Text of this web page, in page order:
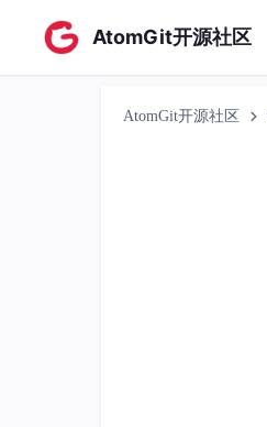
AtomGit开源社区
AtomGit开源社区